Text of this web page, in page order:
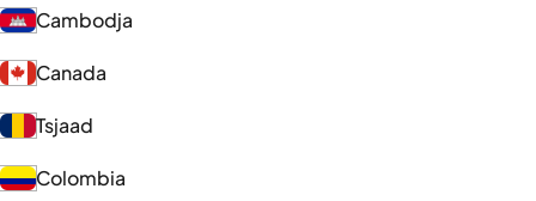
Cambodja
Canada
Tsjaad
Colombia